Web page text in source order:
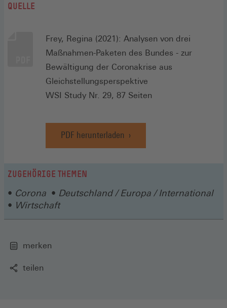
QUELLE
Frey, Regina (2021): Analysen von drei
Maßnahmen-Paketen des Bundes - zur
Bewältigung der Coronakrise aus
Gleichstellungsperspektive
WSI Study Nr. 29, 87 Seiten
PDF herunterladen
ZUGEHÖRIGE THEMEN
Corona
Deutschland / Europa / International
Wirtschaft
merken
teilen